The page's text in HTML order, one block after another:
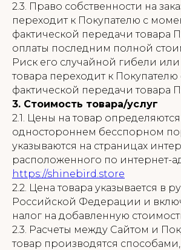
2.3. Право собственности на
переходит к Покупателю с
фактической передачи товара
оплаты последним полной
Риск его случайной гибели
товара переходит к
фактической передачи товара
3. Стоимость товара/услуг
2.1. Цены на товар
одностороннем бесспорном
указываются на страницах
расположенного по интернет-
https://shinebird.store
2.2. Цена товара указывается в
Российской Федерации и
налог на добавленную
2.3. Расчеты между Сайтом и
товар производятся